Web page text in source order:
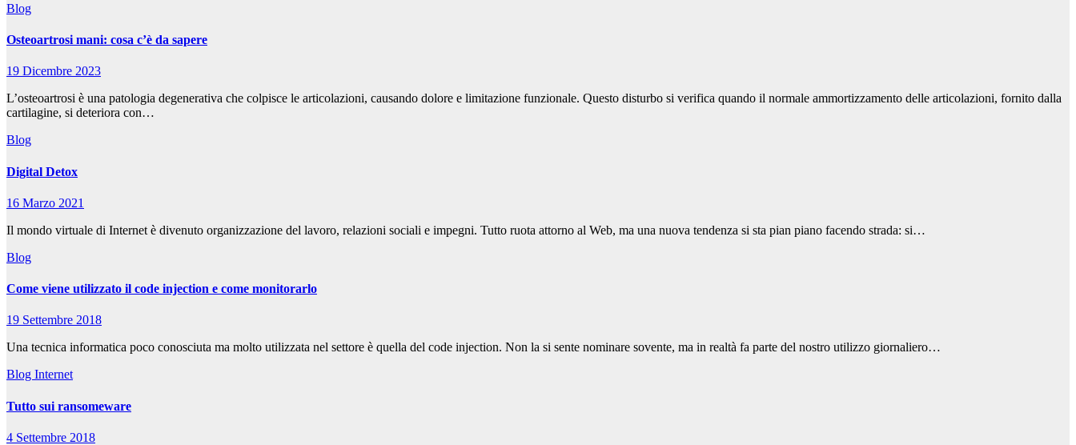
Blog
Osteoartrosi mani: cosa c’è da sapere
19 Dicembre 2023
L’osteoartrosi è una patologia degenerativa che colpisce le articolazioni, causando dolore e limitazione funzionale. Questo disturbo si verifica quando il normale ammortizzamento delle articolazioni, fornito dalla
cartilagine, si deteriora con…
Blog
Digital Detox
16 Marzo 2021
Il mondo virtuale di Internet è divenuto organizzazione del lavoro, relazioni sociali e impegni. Tutto ruota attorno al Web, ma una nuova tendenza si sta pian piano facendo strada: si…
Blog
Come viene utilizzato il code injection e come monitorarlo
19 Settembre 2018
Una tecnica informatica poco conosciuta ma molto utilizzata nel settore è quella del code injection. Non la si sente nominare sovente, ma in realtà fa parte del nostro utilizzo giornaliero…
Blog Internet
Tutto sui ransomeware
4 Settembre 2018